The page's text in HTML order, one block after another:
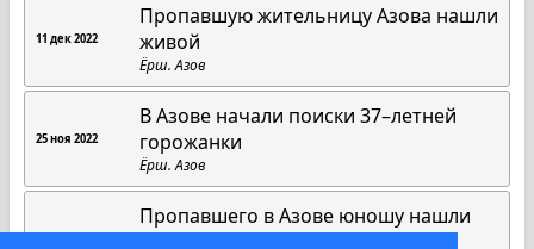
11 дек 2022
Пропавшую жительницу Азова нашли
живой
Ёрш. Азов
25 ноя 2022
В Азове начали поиски 37–летней
горожанки
Ёрш. Азов
Пропавшего в Азове юношу нашли